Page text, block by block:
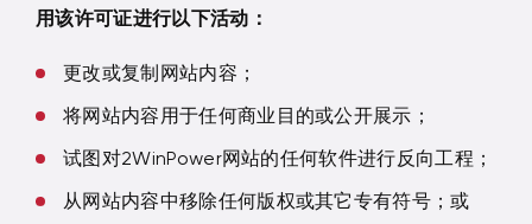
用该许可证进行以下活动：
更改或复制网站内容；
将网站内容用于任何商业目的或公开展示；
试图对2WinPower网站的任何软件进行反向工程；
从网站内容中移除任何版权或其它专有符号；或